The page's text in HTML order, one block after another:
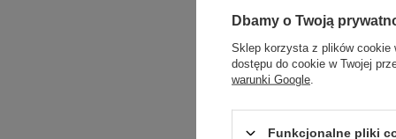
łatwe przejście
Zastosowanie:
ogólne
Dbamy o Twoją
Sklep korzysta z plików cookie
dostępu do cookie w Twojej
warunki Google
Funkcjonalne pliki